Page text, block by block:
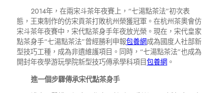
2014年，在兩宋斗茶年夜賽上，“七湯點茶法”初次表
態，王東制作的仿宋貢茶打敗杭州榮獲冠軍。在杭州茶奧會仿
宋斗茶年夜賽中，宋代點茶身手年夜放光榮。現在，宋代皇家
點茶身手“七湯點茶法”曾經勝利申報包養網成為國度人社部新
型技巧工種，成為非遺維護項目。同時，“七湯點茶法”也成為
開封年夜學游玩學院新型技巧傳承學科項目包養網 。
進一個步驟傳承宋代點茶身手